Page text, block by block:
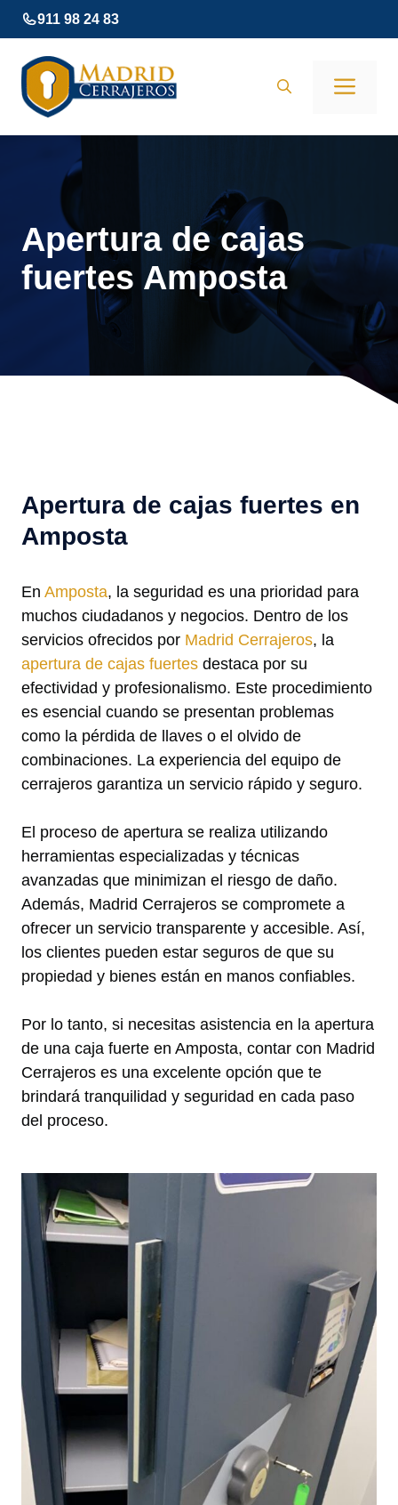
Saltar
al
contenido
911 98 24 83
Apertura de cajas
fuertes Amposta
Apertura de cajas fuertes en
Amposta
En Amposta, la seguridad es una prioridad para
muchos ciudadanos y negocios. Dentro de los
servicios ofrecidos por Madrid Cerrajeros, la
apertura de cajas fuertes destaca por su
efectividad y profesionalismo. Este procedimiento
es esencial cuando se presentan problemas
como la pérdida de llaves o el olvido de
combinaciones. La experiencia del equipo de
cerrajeros garantiza un servicio rápido y seguro.
El proceso de apertura se realiza utilizando
herramientas especializadas y técnicas
avanzadas que minimizan el riesgo de daño.
Además, Madrid Cerrajeros se compromete a
ofrecer un servicio transparente y accesible. Así,
los clientes pueden estar seguros de que su
propiedad y bienes están en manos confiables.
Por lo tanto, si necesitas asistencia en la apertura
de una caja fuerte en Amposta, contar con Madrid
Cerrajeros es una excelente opción que te
brindará tranquilidad y seguridad en cada paso
del proceso.